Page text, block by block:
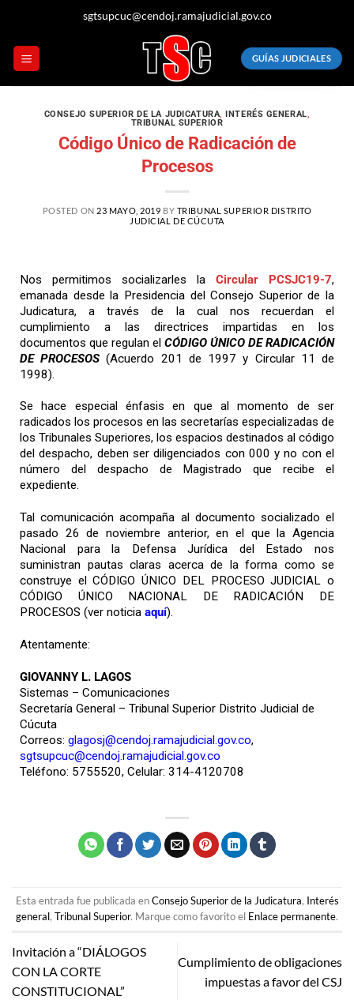
sgtsupcuc@cendoj.ramajudicial.gov.co
GUÍAS JUDICIALES
CONSEJO SUPERIOR DE LA JUDICATURA,INTERÉS GENERAL,
TRIBUNAL SUPERIOR
Código Único de Radicación de
Procesos
POSTED ON 23 MAYO, 2019 BY TRIBUNAL SUPERIOR DISTRITO
JUDICIAL DE CÚCUTA
Nos permitimos socializarles la Circular PCSJC19-7,
emanada desde la Presidencia del Consejo Superior de la
Judicatura, a través de la cual nos recuerdan el
cumplimiento a las directrices impartidas en los
documentos que regulan el CÓDIGO ÚNICO DE RADICACIÓN
DE PROCESOS (Acuerdo 201 de 1997 y Circular 11 de
1998).
Se hace especial énfasis en que al momento de ser
radicados los procesos en las secretarías especializadas de
los Tribunales Superiores, los espacios destinados al código
del despacho, deben ser diligenciados con 000 y no con el
número del despacho de Magistrado que recibe el
expediente.
Tal comunicación acompaña al documento socializado el
pasado 26 de noviembre anterior, en el que la Agencia
Nacional para la Defensa Jurídica del Estado nos
suministran pautas claras acerca de la forma como se
construye el CÓDIGO ÚNICO DEL PROCESO JUDICIAL o
CÓDIGO ÚNICO NACIONAL DE RADICACIÓN DE
PROCESOS (ver noticia aquí).
Atentamente:
GIOVANNY L. LAGOS
Sistemas – Comunicaciones
Secretaría General – Tribunal Superior Distrito Judicial de
Cúcuta
Correos: glagosj@cendoj.ramajudicial.gov.co,
sgtsupcuc@cendoj.ramajudicial.gov.co
Teléfono: 5755520, Celular: 314-4120708
Esta entrada fue publicada enConsejo Superior de la Judicatura, Interés
general, Tribunal Superior. Marque como favorito el Enlace permanente.
Invitación a “DIÁLOGOS
CON LA CORTE
CONSTITUCIONAL”
Cumplimiento de obligaciones
impuestas a favor del CSJ